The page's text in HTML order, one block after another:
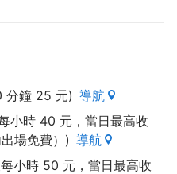
分鐘 25 元) 導航
小時 40 元，當日最高收
場免費）) 導航
小時 50 元，當日最高收